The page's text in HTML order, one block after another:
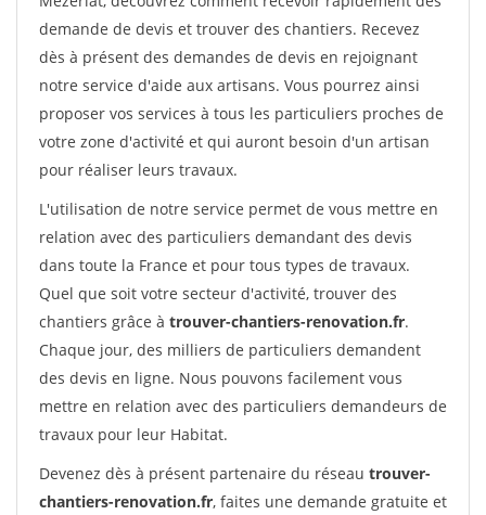
demande de devis et trouver des chantiers. Recevez
dès à présent des demandes de devis en rejoignant
notre service d'aide aux artisans. Vous pourrez ainsi
proposer vos services à tous les particuliers proches de
votre zone d'activité et qui auront besoin d'un artisan
pour réaliser leurs travaux.
L'utilisation de notre service permet de vous mettre en
relation avec des particuliers demandant des devis
dans toute la France et pour tous types de travaux.
Quel que soit votre secteur d'activité, trouver des
chantiers grâce à trouver-chantiers-renovation.fr.
Chaque jour, des milliers de particuliers demandent
des devis en ligne. Nous pouvons facilement vous
mettre en relation avec des particuliers demandeurs de
travaux pour leur Habitat.
Devenez dès à présent partenaire du réseau trouver-
chantiers-renovation.fr, faites une demande gratuite et